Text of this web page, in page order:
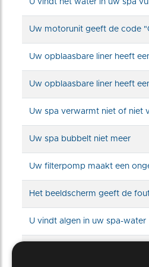
U vindt het water in uw spa vuil
Uw motorunit geeft de code
Uw opblaasbare liner heeft
Uw opblaasbare liner heeft
Uw spa verwarmt niet of niet
Uw spa bubbelt niet meer
Uw filterpomp maakt een
Het beeldscherm geeft de
U vindt algen in uw spa-water
De knoppen op uw